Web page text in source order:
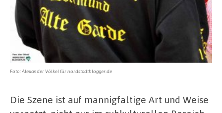
Foto: Alexander Völkel für nordstadtblogger.de
Die Szene ist auf mannigfaltige Art und Weise